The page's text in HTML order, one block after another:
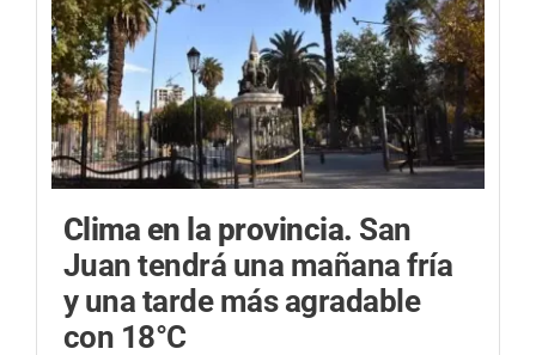
Clima en la provincia. San
Juan tendrá una mañana fría
y una tarde más agradable
con 18°C